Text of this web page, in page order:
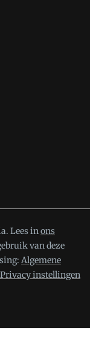
Lees inons
van deze
Algemene
Privacy instellingen